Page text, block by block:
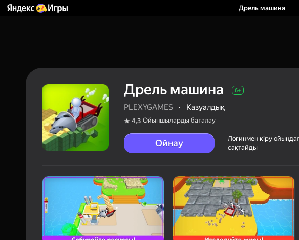
Дрель машина
Дрель
PLEXYGAMES
Казуалдық
Ойыншыларды бағалау
Дрель машина 6+
PLEXYGAMES · Казуалдық
4,3 Ойыншыларды бағалау
Ойнау
Логинмен кіру
сақтайды